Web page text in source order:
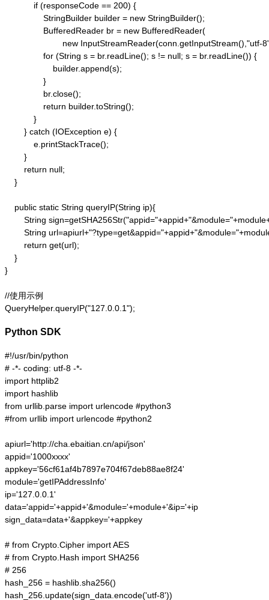
            if (responseCode == 200) {
                StringBuilder builder = new StringBuilder();
                BufferedReader br = new BufferedReader(
new InputStreamReader(conn.getInputStream(),"utf-
                for (String s = br.readLine(); s != null; s = br.readLine()) {
                    builder.append(s);
                }
                br.close();
                return builder.toString();
            }
        } catch (IOException e) {
            e.printStackTrace();
        }
        return null;
    }
    public static String queryIP(String ip){
String
String
        return get(url);
    }
}
//使用示例
QueryHelper.queryIP("127.0.0.1");
Python SDK
#!/usr/bin/python
# -*- coding: utf-8 -*-
import httplib2
import hashlib
from urllib.parse import urlencode #python3
#from urllib import urlencode #python2
apiurl='http://cha.ebaitian.cn/api/json'
appid='1000xxxx'
appkey='56cf61af4b7897e704f67deb88ae8f24'
module='getIPAddressInfo'
ip='127.0.0.1'
data='appid='+appid+'&module='+module+'&ip='+ip
sign_data=data+'&appkey='+appkey
# from Crypto.Cipher import AES
# from Crypto.Hash import SHA256
# 256
hash_256 = hashlib.sha256()
hash_256.update(sign_data.encode('utf-8'))